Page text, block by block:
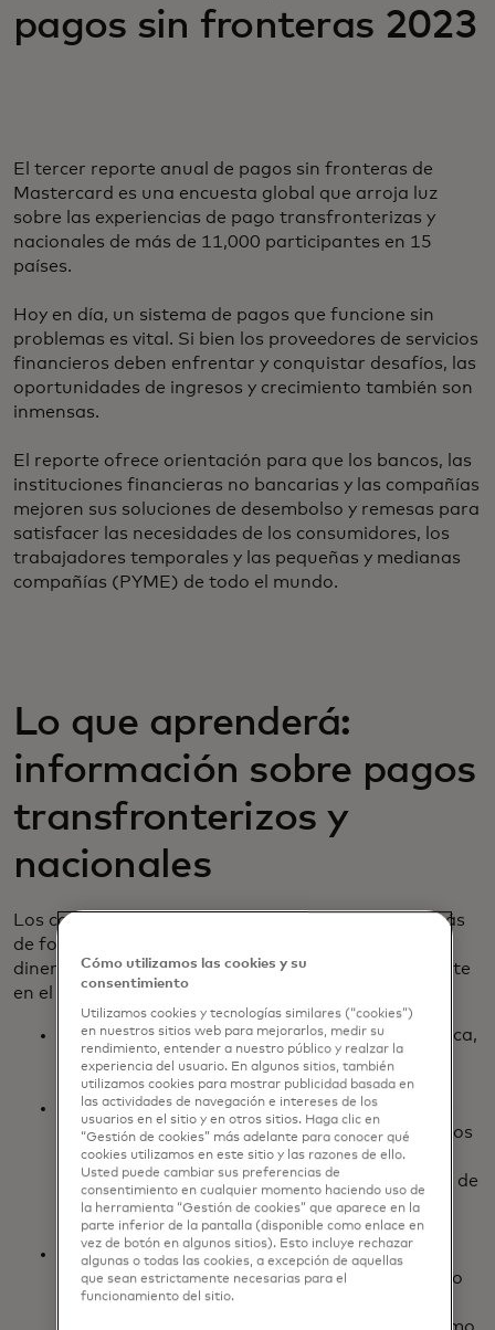
pagos sin fronteras 2023
El tercer reporte anual de pagos sin fronteras de
Mastercard es una encuesta global que arroja luz
sobre las experiencias de pago transfronterizas y
nacionales de más de 11,000 participantes en 15
países.
Hoy en día, un sistema de pagos que funcione sin
problemas es vital. Si bien los proveedores de servicios
financieros deben enfrentar y conquistar desafíos, las
oportunidades de ingresos y crecimiento también son
inmensas.
El reporte ofrece orientación para que los bancos, las
instituciones financieras no bancarias y las compañías
mejoren sus soluciones de desembolso y remesas para
satisfacer las necesidades de los consumidores, los
trabajadores temporales y las pequeñas y medianas
compañías (PYME) de todo el mundo.
Lo que aprenderá:
información sobre pagos
transfronterizos y
nacionales
Los consumidores esperan y dependen cada vez más
de formas rápidas, seguras y confiables de mover
dinero dentro y fuera de las fronteras, especialmente
en el clima económico actual.
Más consumidores buscan seguridad económica,
lo que está impulsando la migración de
trabajadores y sus planes de reubicación.
El fraude sigue siendo una preocupación clave
para los consumidores a la hora de enviar pagos
transfronterizos, ya que 4 de cada 10 sienten
que tienen más probabilidades de ser víctimas de
fraude en un pago transfronterizo que en un
pago nacional.
Los pagos transfronterizos tardíos o fallidos
tienen un impacto negativo inmediato y a largo
plazo en el bienestar de los consumidores. El
76% no pudo mantener de alguna manera como
Cómo utilizamos las cookies y su
consentimiento
Utilizamos cookies y tecnologías similares (“cookies”)
en nuestros sitios web para mejorarlos, medir su
rendimiento, entender a nuestro público y realzar la
experiencia del usuario. En algunos sitios, también
utilizamos cookies para mostrar publicidad basada en
las actividades de navegación e intereses de los
usuarios en el sitio y en otros sitios. Haga clic en
“Gestión de cookies” más adelante para conocer qué
cookies utilizamos en este sitio y las razones de ello.
Usted puede cambiar sus preferencias de
consentimiento en cualquier momento haciendo uso de
la herramienta “Gestión de cookies” que aparece en la
parte inferior de la pantalla (disponible como enlace en
vez de botón en algunos sitios). Esto incluye rechazar
algunas o todas las cookies, a excepción de aquellas
que sean estrictamente necesarias para el
funcionamiento del sitio.